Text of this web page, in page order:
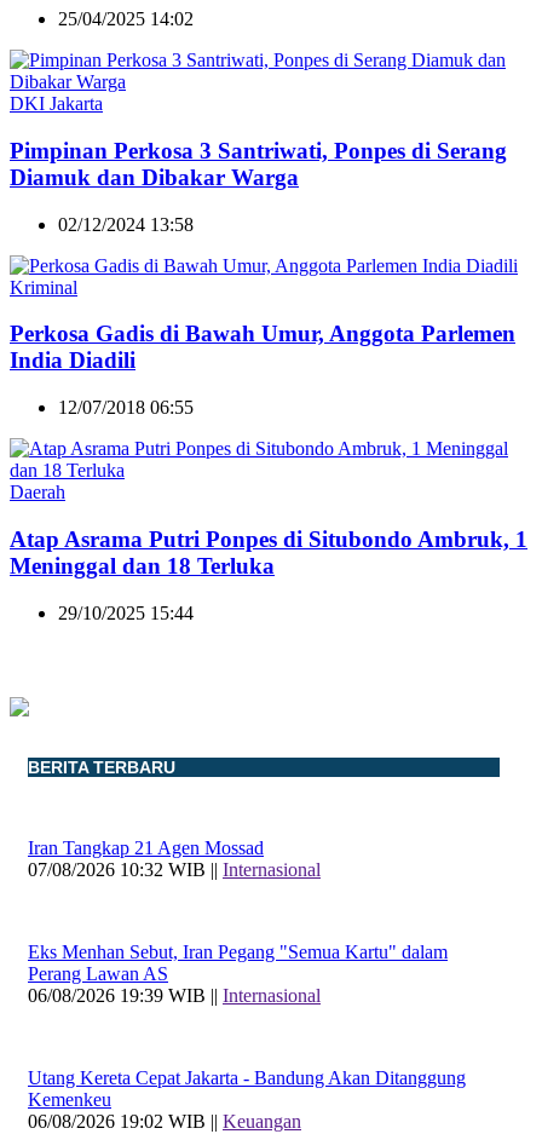
25/04/2025 14:02
DKI Jakarta
Pimpinan Perkosa 3 Santriwati, Ponpes di Serang
Diamuk dan Dibakar Warga
02/12/2024 13:58
Kriminal
Perkosa Gadis di Bawah Umur, Anggota Parlemen
India Diadili
12/07/2018 06:55
Daerah
Atap Asrama Putri Ponpes di Situbondo Ambruk, 1
Meninggal dan 18 Terluka
29/10/2025 15:44
BERITA TERBARU
Iran Tangkap 21 Agen Mossad
07/08/2026 10:32 WIB || Internasional
Eks Menhan Sebut, Iran Pegang "Semua Kartu" dalam
Perang Lawan AS
06/08/2026 19:39 WIB || Internasional
Utang Kereta Cepat Jakarta - Bandung Akan Ditanggung
Kemenkeu
06/08/2026 19:02 WIB || Keuangan